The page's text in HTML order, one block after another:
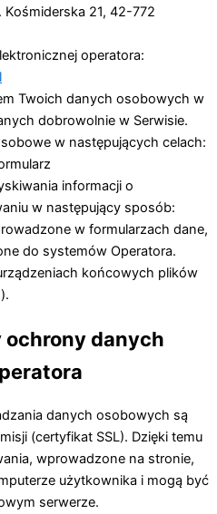
Kośmiderska 21, 42-772
operatora:
Twoich danych osobowych w
dobrowolnie w Serwisie.
w następujących celach:
informacji o
w następujący sposób:
w formularzach dane,
do systemów Operatora.
końcowych plików
ochrony danych
danych osobowych są
(certyfikat SSL). Dzięki temu
wprowadzone na stronie,
użytkownika i mogą być
serwerze.